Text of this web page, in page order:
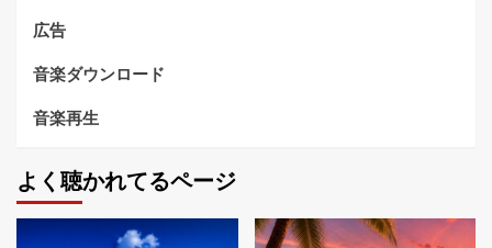
広告
音楽ダウンロード
音楽再生
よく聴かれてるページ